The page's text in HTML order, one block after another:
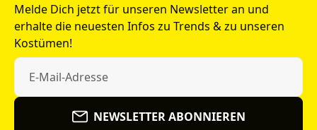
Melde Dich jetzt für unseren Newsletter an und
erhalte die neuesten Infos zu Trends & zu unseren
Kostümen!
NEWSLETTER ABONNIEREN